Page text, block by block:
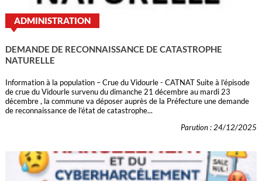
ADMINISTRATION
DEMANDE DE RECONNAISSANCE DE CATASTROPHE
NATURELLE
Information à la population – Crue du Vidourle - CATNAT Suite à l’épisode
de crue du Vidourle survenu du dimanche 21 décembre au mardi 23
décembre , la commune va déposer auprès de la Préfecture une demande
de reconnaissance de l’état de catastrophe...
Parution : 24/12/2025